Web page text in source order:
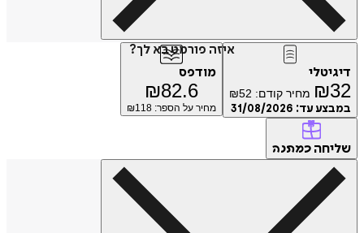
איזה פורמט בא לך?
₪ מחיר קודם: ₪52
עד:31/08/2026
מודפס
₪82.6
מחיר על הספר: ₪118
כמתנה